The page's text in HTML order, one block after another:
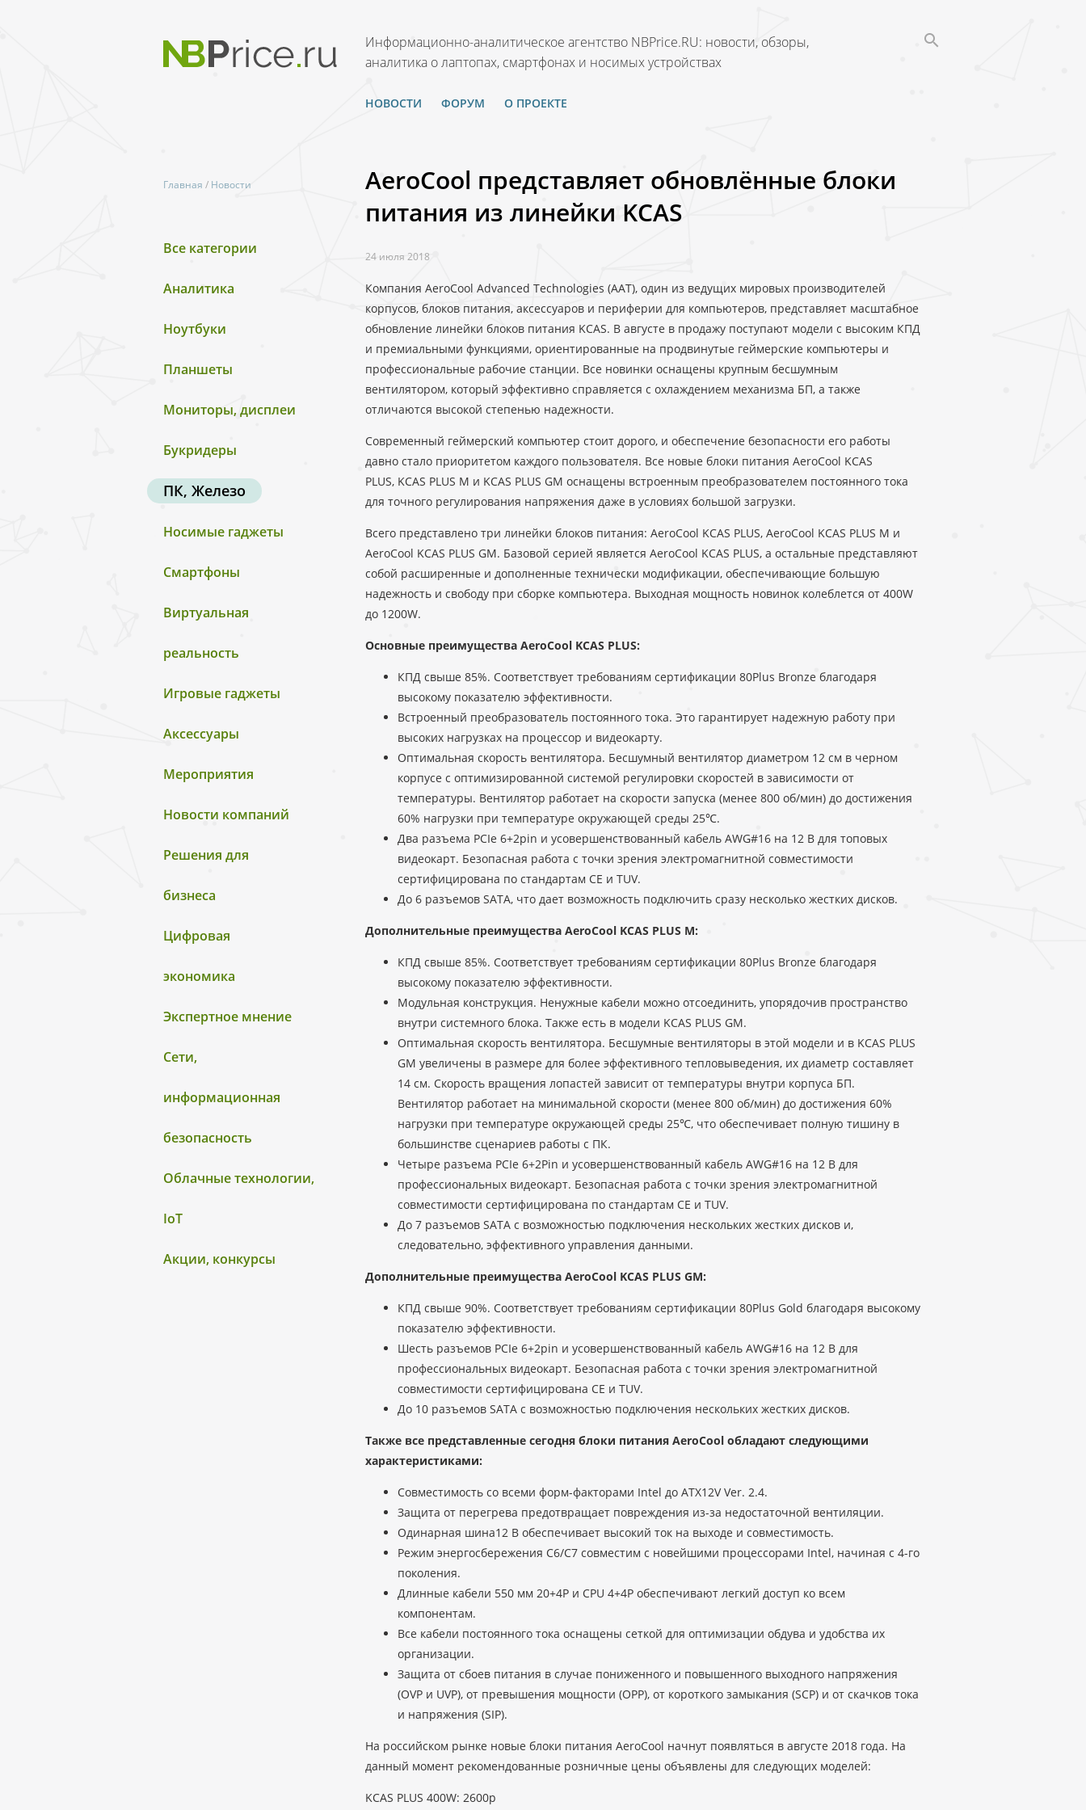
Информационно-аналитическое агентство NBPrice.RU: новости, обзоры,
аналитика о лаптопах, смартфонах и носимых устройствах
НОВОСТИ ФОРУМ О ПРОЕКТЕ
Главная / Новости
Все категории
Аналитика
Ноутбуки
Планшеты
Мониторы, дисплеи
Букридеры
ПК, Железо
Носимые гаджеты
Смартфоны
Виртуальная
реальность
Игровые гаджеты
Аксессуары
Мероприятия
Новости компаний
Решения для
бизнеса
Цифровая
экономика
Экспертное мнение
Сети,
информационная
безопасность
Облачные технологии,
IoT
Акции, конкурсы
AeroCool представляет обновлённые блоки
питания из линейки KCAS
24 июля 2018
Компания AeroCool Advanced Technologies (AAT), один из ведущих мировых производителей
корпусов, блоков питания, аксессуаров и периферии для компьютеров, представляет масштабное
обновление линейки блоков питания KCAS. В августе в продажу поступают модели с высоким КПД
и премиальными функциями, ориентированные на продвинутые геймерские компьютеры и
профессиональные рабочие станции. Все новинки оснащены крупным бесшумным
вентилятором, который эффективно справляется с охлаждением механизма БП, а также
отличаются высокой степенью надежности.
Современный геймерский компьютер стоит дорого, и обеспечение безопасности его работы
давно стало приоритетом каждого пользователя. Все новые блоки питания AeroCool KCAS
PLUS, KCAS PLUS M и KCAS PLUS GM оснащены встроенным преобразователем постоянного тока
для точного регулирования напряжения даже в условиях большой загрузки.
Всего представлено три линейки блоков питания: AeroCool KCAS PLUS, AeroCool KCAS PLUS M и
AeroCool KCAS PLUS GM. Базовой серией является AeroCool KCAS PLUS, а остальные представляют
собой расширенные и дополненные технически модификации, обеспечивающие большую
надежность и свободу при сборке компьютера. Выходная мощность новинок колеблется от 400W
до 1200W.
Основные преимущества AeroCool KCAS PLUS:
КПД свыше 85%. Соответствует требованиям сертификации 80Plus Bronze благодаря
высокому показателю эффективности.
Встроенный преобразователь постоянного тока. Это гарантирует надежную работу при
высоких нагрузках на процессор и видеокарту.
Оптимальная скорость вентилятора. Бесшумный вентилятор диаметром 12 см в черном
корпусе с оптимизированной системой регулировки скоростей в зависимости от
температуры. Вентилятор работает на скорости запуска (менее 800 об/мин) до достижения
60% нагрузки при температуре окружающей среды 25℃.
Два разъема PCIe 6+2pin и усовершенствованный кабель AWG#16 на 12 В для топовых
видеокарт. Безопасная работа с точки зрения электромагнитной совместимости
сертифицирована по стандартам CE и TUV.
До 6 разъемов SATA, что дает возможность подключить сразу несколько жестких дисков.
Дополнительные преимущества AeroCool KCAS PLUS M:
КПД свыше 85%. Соответствует требованиям сертификации 80Plus Bronze благодаря
высокому показателю эффективности.
Модульная конструкция. Ненужные кабели можно отсоединить, упорядочив пространство
внутри системного блока. Также есть в модели KCAS PLUS GM.
Оптимальная скорость вентилятора. Бесшумные вентиляторы в этой модели и в KCAS PLUS
GM увеличены в размере для более эффективного тепловыведения, их диаметр составляет
14 см. Скорость вращения лопастей зависит от температуры внутри корпуса БП.
Вентилятор работает на минимальной скорости (менее 800 об/мин) до достижения 60%
нагрузки при температуре окружающей среды 25℃, что обеспечивает полную тишину в
большинстве сценариев работы с ПК.
Четыре разъема PCIe 6+2Pin и усовершенствованный кабель AWG#16 на 12 В для
профессиональных видеокарт. Безопасная работа с точки зрения электромагнитной
совместимости сертифицирована по стандартам CE и TUV.
До 7 разъемов SATA с возможностью подключения нескольких жестких дисков и,
следовательно, эффективного управления данными.
Дополнительные преимущества AeroCool KCAS PLUS GM:
КПД свыше 90%. Соответствует требованиям сертификации 80Plus Gold благодаря высокому
показателю эффективности.
Шесть разъемов PCIe 6+2pin и усовершенствованный кабель AWG#16 на 12 В для
профессиональных видеокарт. Безопасная работа с точки зрения электромагнитной
совместимости сертифицирована CE и TUV.
До 10 разъемов SATA с возможностью подключения нескольких жестких дисков.
Также все представленные сегодня блоки питания AeroCool обладают следующими
характеристиками:
Совместимость со всеми форм-факторами Intel до ATX12V Ver. 2.4.
Защита от перегрева предотвращает повреждения из-за недостаточной вентиляции.
Одинарная шина12 В обеспечивает высокий ток на выходе и совместимость.
Режим энергосбережения C6/C7 совместим с новейшими процессорами Intel, начиная с 4-го
поколения.
Длинные кабели 550 мм 20+4P и CPU 4+4P обеспечивают легкий доступ ко всем
компонентам.
Все кабели постоянного тока оснащены сеткой для оптимизации обдува и удобства их
организации.
Защита от сбоев питания в случае пониженного и повышенного выходного напряжения
(OVP и UVP), от превышения мощности (OPP), от короткого замыкания (SCP) и от скачков тока
и напряжения (SIP).
На российском рынке новые блоки питания AeroCool начнут появляться в августе 2018 года. На
данный момент рекомендованные розничные цены объявлены для следующих моделей:
KCAS PLUS 400W: 2600р